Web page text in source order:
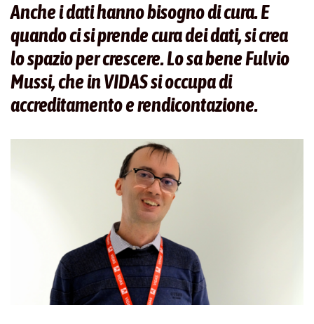
Anche i dati hanno bisogno di cura. E
quando ci si prende cura dei dati, si crea
lo spazio per crescere. Lo sa bene Fulvio
Mussi, che in VIDAS si occupa di
accreditamento e rendicontazione.